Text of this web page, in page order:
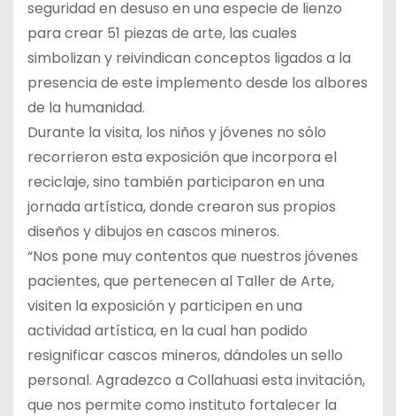
seguridad en desuso en una especie de lienzo
para crear 51 piezas de arte, las cuales
simbolizan y reivindican conceptos ligados a la
presencia de este implemento desde los albores
de la humanidad.
Durante la visita, los niños y jóvenes no sólo
recorrieron esta exposición que incorpora el
reciclaje, sino también participaron en una
jornada artística, donde crearon sus propios
diseños y dibujos en cascos mineros.
“Nos pone muy contentos que nuestros jóvenes
pacientes, que pertenecen al Taller de Arte,
visiten la exposición y participen en una
actividad artística, en la cual han podido
resignificar cascos mineros, dándoles un sello
personal. Agradezco a Collahuasi esta invitación,
que nos permite como instituto fortalecer la